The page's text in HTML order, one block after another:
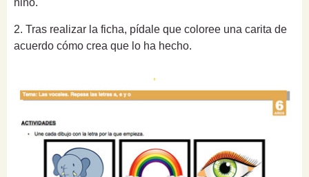
niño.
2. Tras realizar la ficha, pídale que coloree una carita de
acuerdo cómo crea que lo ha hecho.